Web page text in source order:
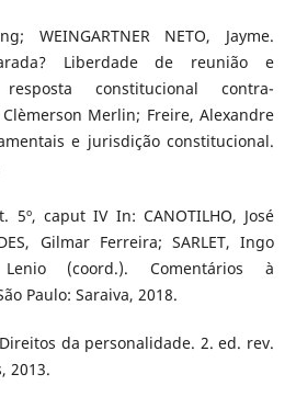
WEINGARTNER NETO, Jayme.
Liberdade de reunião e
constitucional contra-
Merlin; Freire, Alexandre
e jurisdição constitucional.
5º, caput IV In: CANOTILHO, José
Gilmar Ferreira; SARLET, Ingo
Lenio (coord.). Comentários à
Paulo: Saraiva, 2018.
Direitos da personalidade. 2. ed. rev.
2013.